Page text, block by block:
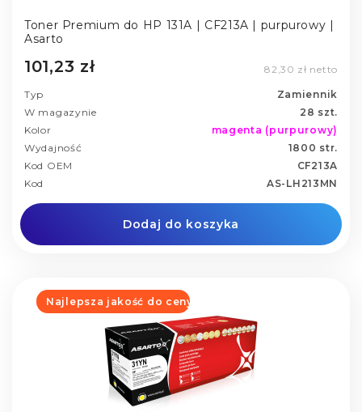
Toner Premium do HP 131A | CF213A | purpurowy |
Asarto
101,23 zł 82,30 zł netto
Typ
Zamiennik
W magazynie
28 szt.
Kolor
magenta (purpurowy)
Wydajność
1800 str.
Kod OEM
CF213A
Kod
AS-LH213MN
Dodaj do koszyka
Najlepsza jakość do ceny